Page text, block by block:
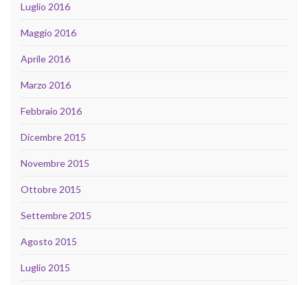
Luglio 2016
Maggio 2016
Aprile 2016
Marzo 2016
Febbraio 2016
Dicembre 2015
Novembre 2015
Ottobre 2015
Settembre 2015
Agosto 2015
Luglio 2015